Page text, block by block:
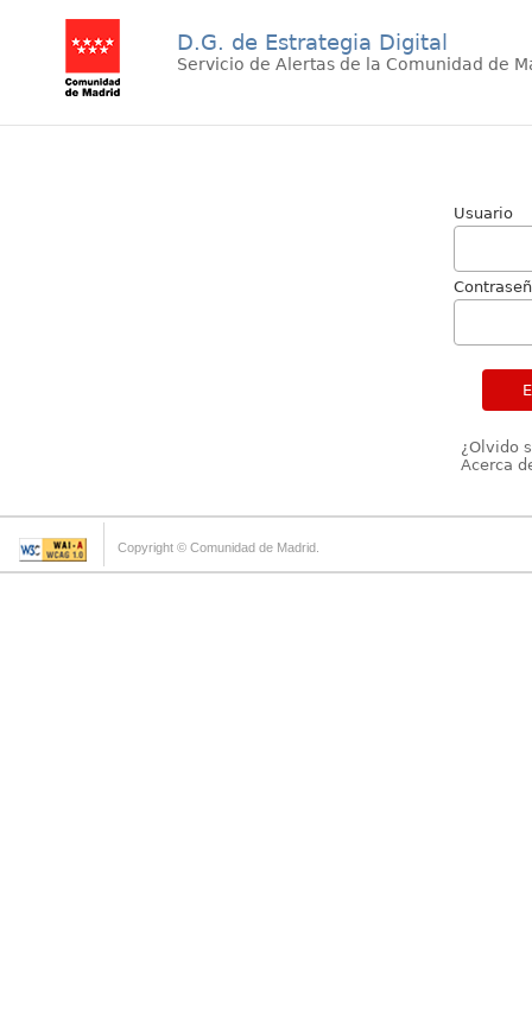
D.G. de Estrategia Digital
Servicio de Alertas de la Comunidad de
Usuario
¿Olvido
Acerca
Copyright © Comunidad de Madrid.